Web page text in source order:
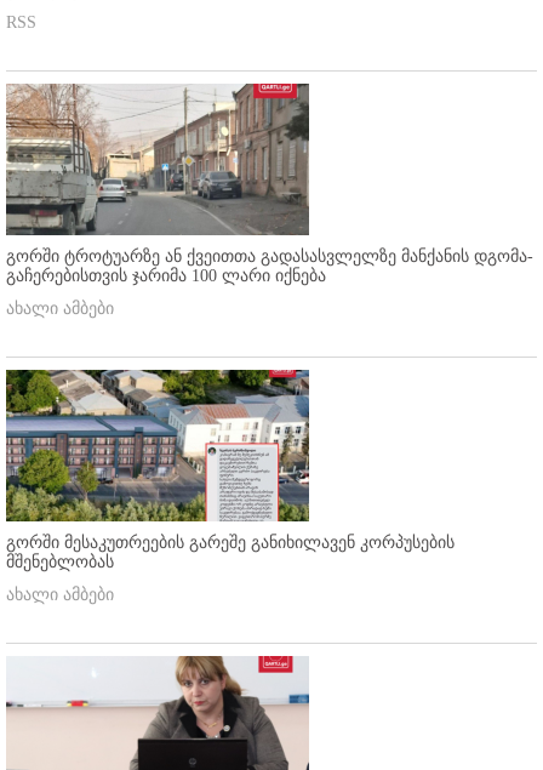
RSS
გორში ტროტუარზე ან ქვეითთა გადასასვლელზე მანქანის დგომა-
გაჩერებისთვის ჯარიმა 100 ლარი იქნება
ახალი ამბები
გორში მესაკუთრეების გარეშე განიხილავენ კორპუსების
მშენებლობას
ახალი ამბები